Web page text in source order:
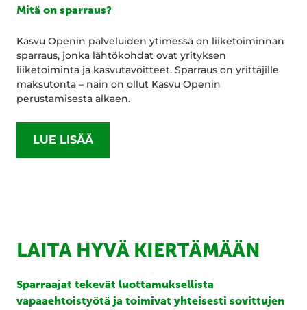
Mitä on sparraus?
Kasvu Openin palveluiden ytimessä on liiketoiminnan
sparraus, jonka lähtökohdat ovat yrityksen
liiketoiminta ja kasvutavoitteet. Sparraus on yrittäjille
maksutonta – näin on ollut Kasvu Openin
perustamisesta alkaen.
LUE LISÄÄ
LAITA HYVÄ KIERTÄMÄÄN
Sparraajat tekevät luottamuksellista
vapaaehtoistyötä ja toimivat yhteisesti sovittujen